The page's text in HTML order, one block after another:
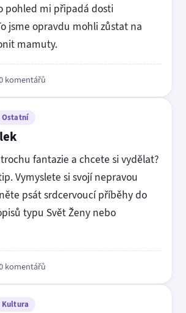
pohled mi připadá dosti
jsme opravdu mohli zůstat na
mamuty.
komentářů
Ostatní
fantazie a chcete si vydělat?
Vymyslete si svojí nepravou
psát srdcervoucí příběhy do
typu Svět Ženy nebo
komentářů
Kultura